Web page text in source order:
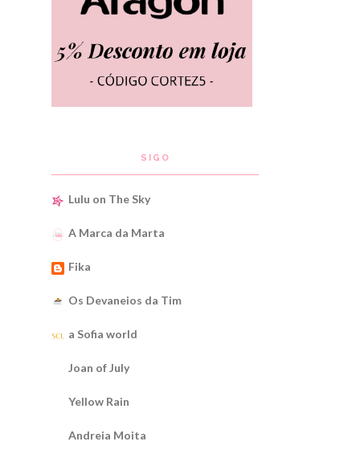
SIGO
Lulu on The Sky
A Marca da Marta
Fika
Os Devaneios da Tim
a Sofia world
Joan of July
Yellow Rain
Andreia Moita